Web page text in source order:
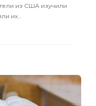
из США изучили
их…